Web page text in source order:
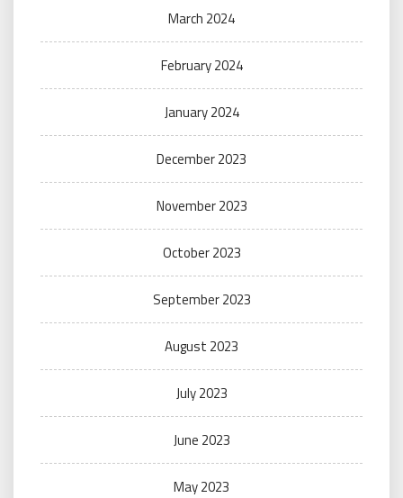
March 2024
February 2024
January 2024
December 2023
November 2023
October 2023
September 2023
August 2023
July 2023
June 2023
May 2023